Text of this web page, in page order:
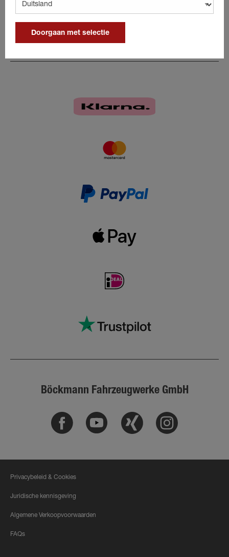
Doorgaan met selectie
Böckmann Fahrzeugwerke GmbH
Facebook Youtube Xing Instagram
Privacybeleid & Cookies
Juridische kennisgeving
Algemene Verkoopvoorwaarden
FAQs